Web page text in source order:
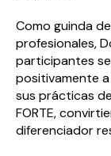
Como guinda
profesionales,
participantes
positivamente
sus prácticas
FORTE,
diferenciador